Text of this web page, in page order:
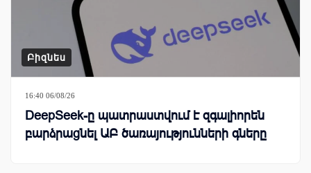
Բիզնես
16:40 06/08/26
DeepSeek-ը պատրաստվում է զգալիորեն
բարձրացնել ԱԲ ծառայությունների գները